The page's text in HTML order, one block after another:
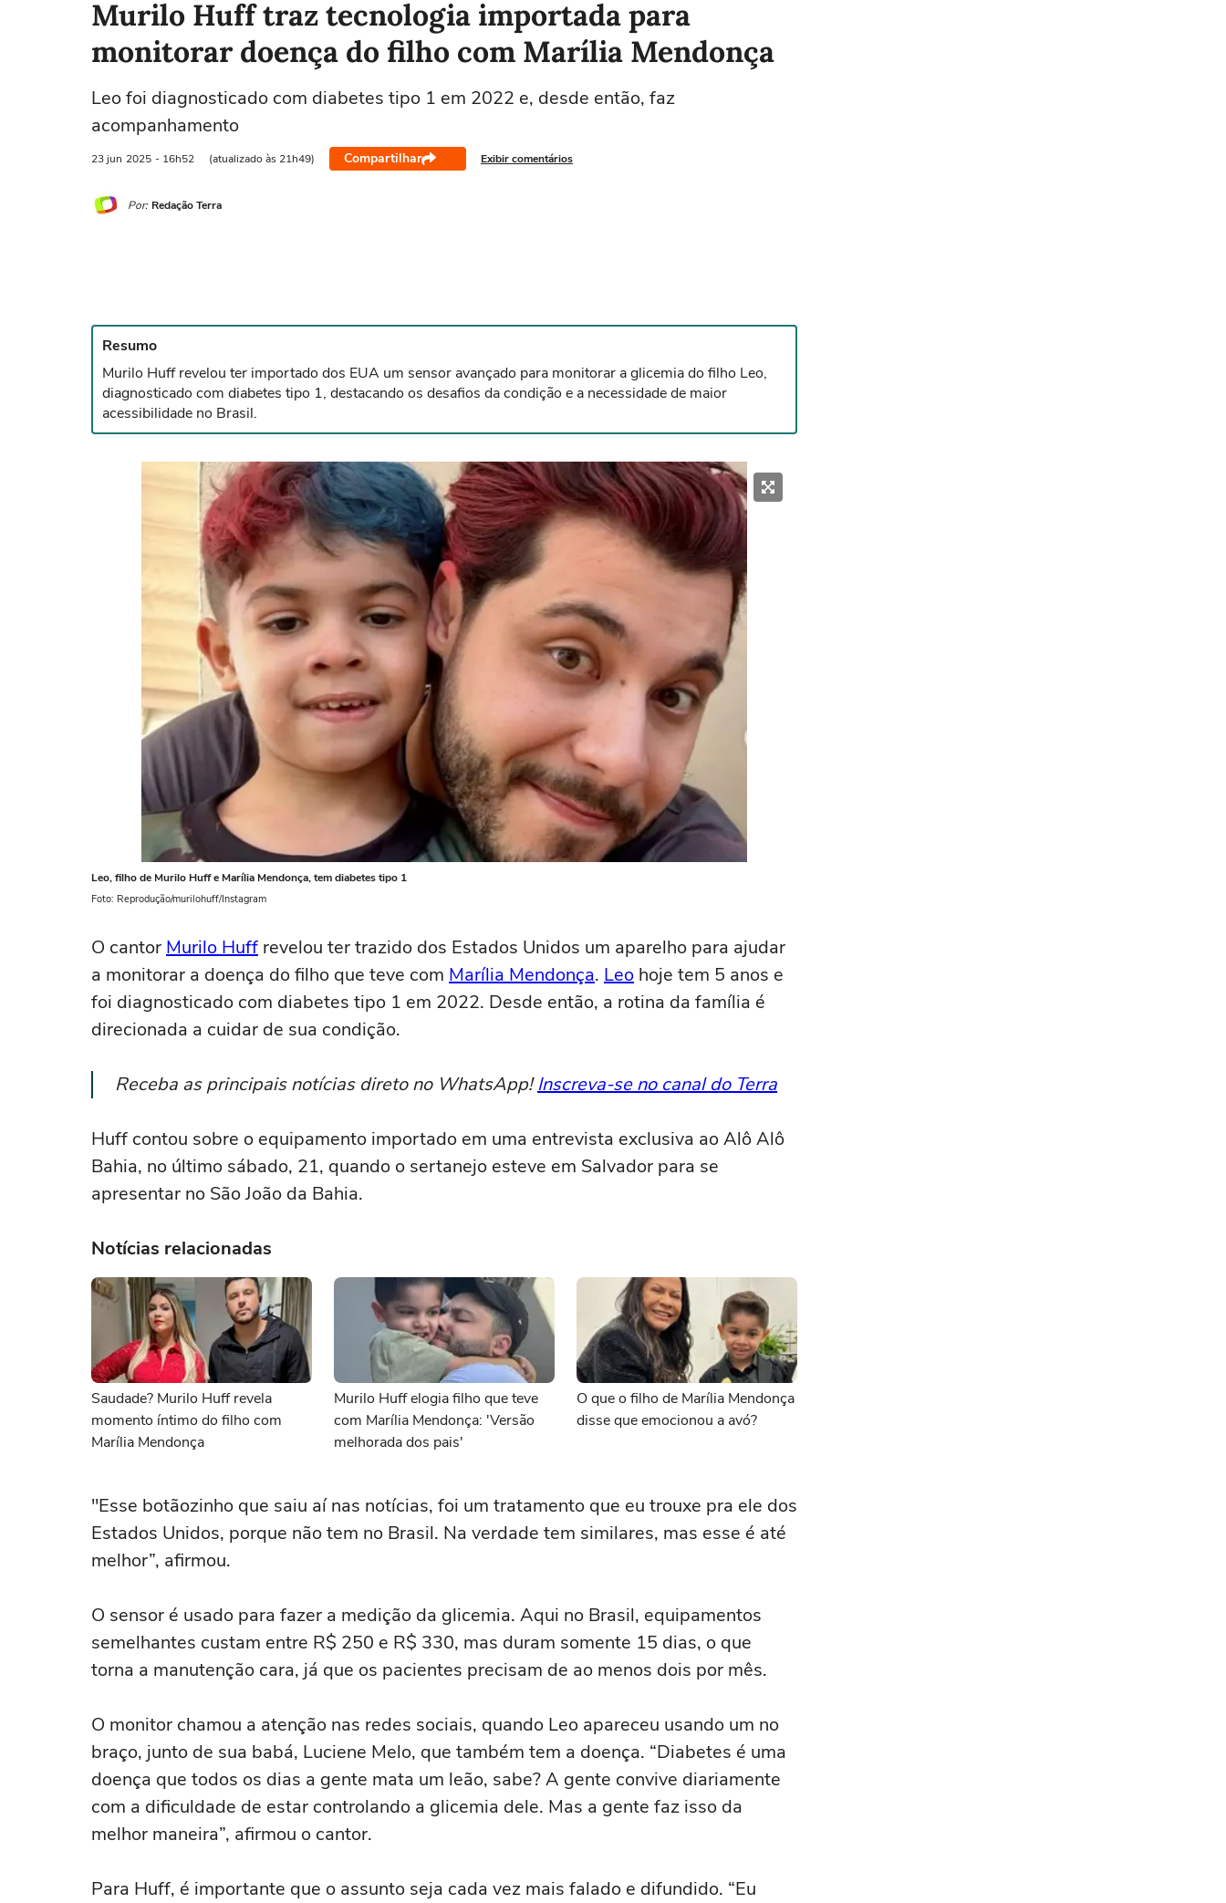
Murilo Huff traz tecnologia importada para
monitorar doença do filho com Marília Mendonça
Leo foi diagnosticado com diabetes tipo 1 em 2022 e, desde então, faz
acompanhamento
23 jun 2025 - 16h52 (atualizado às 21h49) Compartilhar Exibir comentários
Por: Redação Terra
Resumo
Murilo Huff revelou ter importado dos EUA um sensor avançado para monitorar a glicemia do filho Leo,
diagnosticado com diabetes tipo 1, destacando os desafios da condição e a necessidade de maior
acessibilidade no Brasil.
Leo, filho de Murilo Huff e Marília Mendonça, tem diabetes tipo 1
Foto: Reprodução/murilohuff/Instagram
O cantor Murilo Huff revelou ter trazido dos Estados Unidos um aparelho para ajudar
a monitorar a doença do filho que teve com Marília Mendonça. Leo hoje tem 5 anos e
foi diagnosticado com diabetes tipo 1 em 2022. Desde então, a rotina da família é
direcionada a cuidar de sua condição.
Receba as principais notícias direto no WhatsApp!Inscreva-se no canal do Terra
Huff contou sobre o equipamento importado em uma entrevista exclusiva ao Alô Alô
Bahia, no último sábado, 21, quando o sertanejo esteve em Salvador para se
apresentar no São João da Bahia.
Notícias relacionadas
Saudade? Murilo Huff revela
momento íntimo do filho com
Marília Mendonça
Murilo Huff elogia filho que teve
com Marília Mendonça: 'Versão
melhorada dos pais'
O que o filho de Marília Mendonça
disse que emocionou a avó?
"Esse botãozinho que saiu aí nas notícias, foi um tratamento que eu trouxe pra ele dos
Estados Unidos, porque não tem no Brasil. Na verdade tem similares, mas esse é até
melhor”, afirmou.
O sensor é usado para fazer a medição da glicemia. Aqui no Brasil, equipamentos
semelhantes custam entre R$ 250 e R$ 330, mas duram somente 15 dias, o que
torna a manutenção cara, já que os pacientes precisam de ao menos dois por mês.
O monitor chamou a atenção nas redes sociais, quando Leo apareceu usando um no
braço, junto de sua babá, Luciene Melo, que também tem a doença. “Diabetes é uma
doença que todos os dias a gente mata um leão, sabe? A gente convive diariamente
com a dificuldade de estar controlando a glicemia dele. Mas a gente faz isso da
melhor maneira”, afirmou o cantor.
Para Huff, é importante que o assunto seja cada vez mais falado e difundido. “Eu